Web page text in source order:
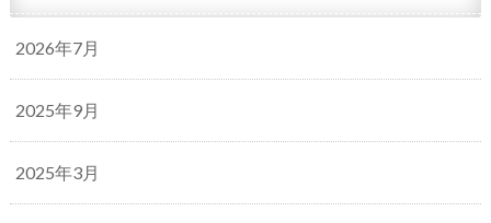
2026年7月
2025年9月
2025年3月